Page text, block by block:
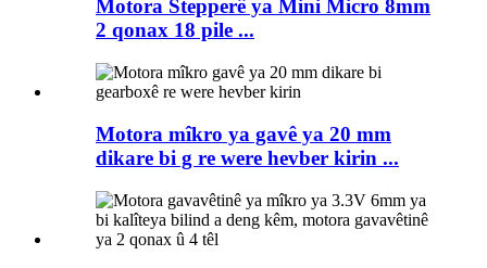
Motora Stepperê ya Mini Micro 8mm
2 qonax 18 pile ...
Motora mîkro ya gavê ya 20 mm
dikare bi g re were hevber kirin ...